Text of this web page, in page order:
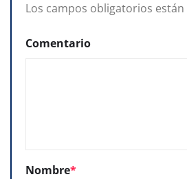
Los campos obligatorios
Comentario
Nombre*